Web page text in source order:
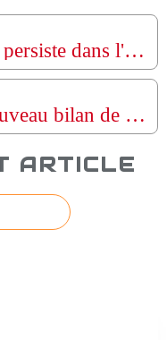
Madagascar : l'opposition persiste dans l'appel au boycott des élections
Le Hamas annonce un nouveau bilan de 12000 morts à Gaza
ARTICLE